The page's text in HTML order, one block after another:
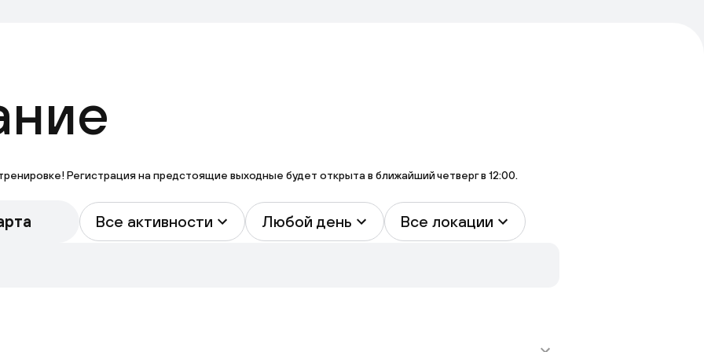
Регистрация на предстоящие выходные будет открыта в ближайший четверг в 12:00.
Все активности Любой день Все локации